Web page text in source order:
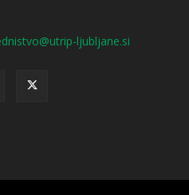
ljubljane.si